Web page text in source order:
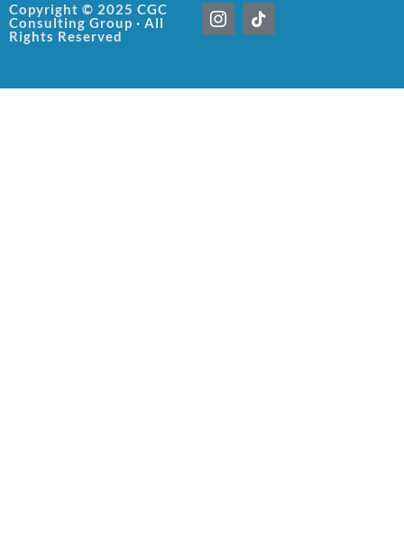
Copyright © 2025 CGC
Consulting Group · All
Rights Reserved
I
c
i
T
i
k